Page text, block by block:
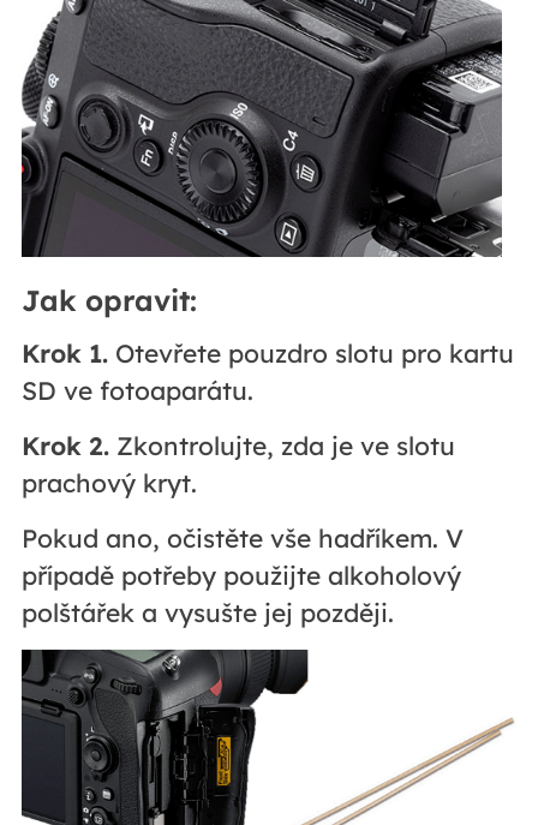
Jak opravit:
Krok 1.Otevřete pouzdro slotu pro kartu
SD ve fotoaparátu.
Krok 2.Zkontrolujte, zda je ve slotu
prachový kryt.
Pokud ano, očistěte vše hadříkem. V
případě potřeby použijte alkoholový
polštářek a vysušte jej později.